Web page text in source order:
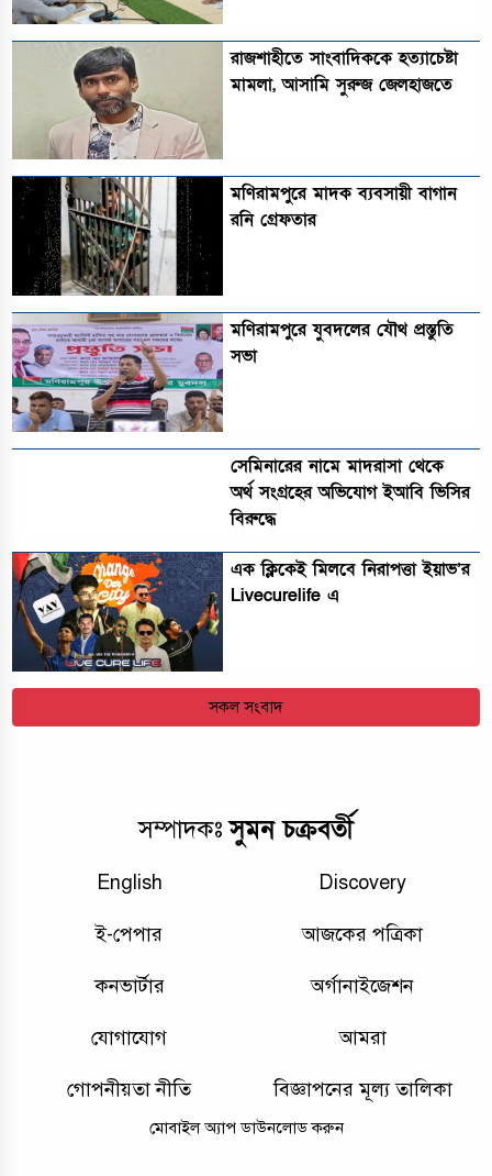
রাজশাহীতে সাংবাদিককে হত্যাচেষ্টা
মামলা, আসামি সুরুজ জেলহাজতে
মণিরামপুরে মাদক ব্যবসায়ী বাগান
রনি গ্রেফতার
মণিরামপুরে যুবদলের যৌথ প্রস্তুতি
সভা
সেমিনারের নামে মাদরাসা থেকে
অর্থ সংগ্রহের অভিযোগ ইআবি ভিসির
বিরুদ্ধে
এক ক্লিকেই মিলবে নিরাপত্তা ইয়াভ’র
Livecurelife এ
সকল সংবাদ
সম্পাদকঃসুমন চক্রবর্তী
English Discovery
ই-পেপার আজকের পত্রিকা
কনভার্টার অর্গানাইজেশন
যোগাযোগ আমরা
গোপনীয়তা নীতি বিজ্ঞাপনের মূল্য তালিকা
মোবাইল অ্যাপ ডাউনলোড করুন